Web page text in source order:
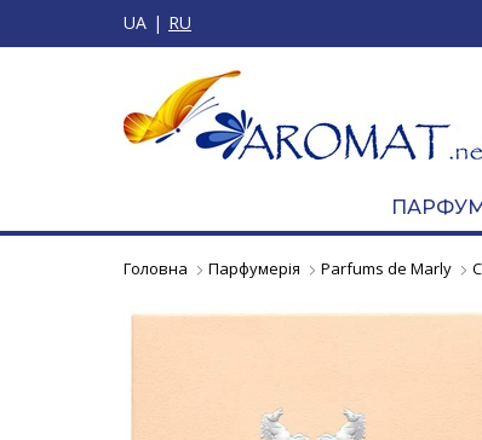
UA RU
Головна Парфумерія Parfums de Marly